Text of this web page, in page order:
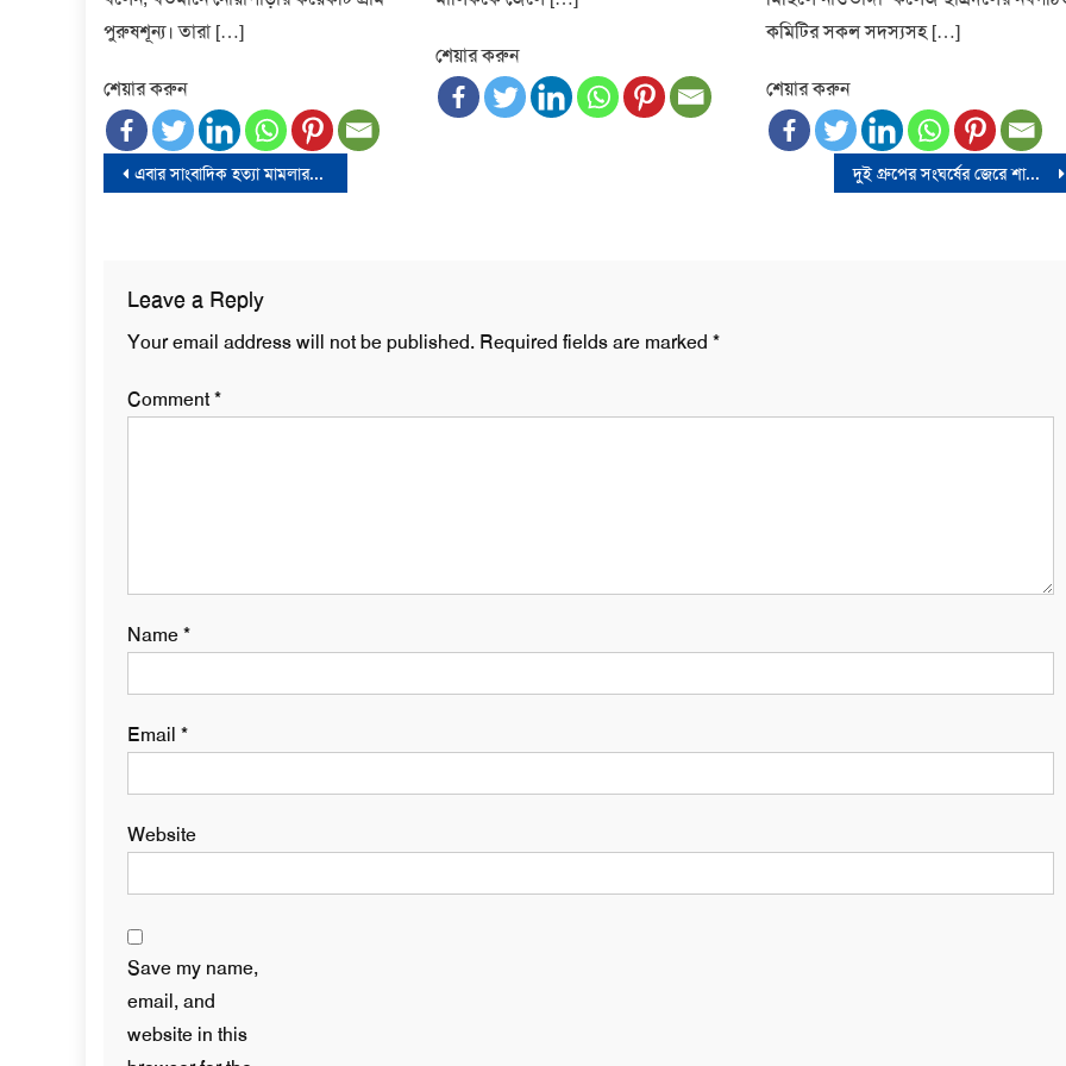
পুরুষশূন্য। তারা […]
শেয়ার করুন
শেয়ার করুন
কমিটির সকল সদস্যসহ […]
শেয়ার করুন
Post
এবার সাংবাদিক হত্যা মামলার আসামি শেখ হাসিনা দুই গ্রুপের সংঘর্ষের জেরে শামা ওবায়েদ ও শহিদুল ইসলামের পদ স্থগিত
Leave a Reply
Your email address will not be published. Required fields are marked *
Comment*
Name*
Email *
Website
Save my name,
email, and
website in this